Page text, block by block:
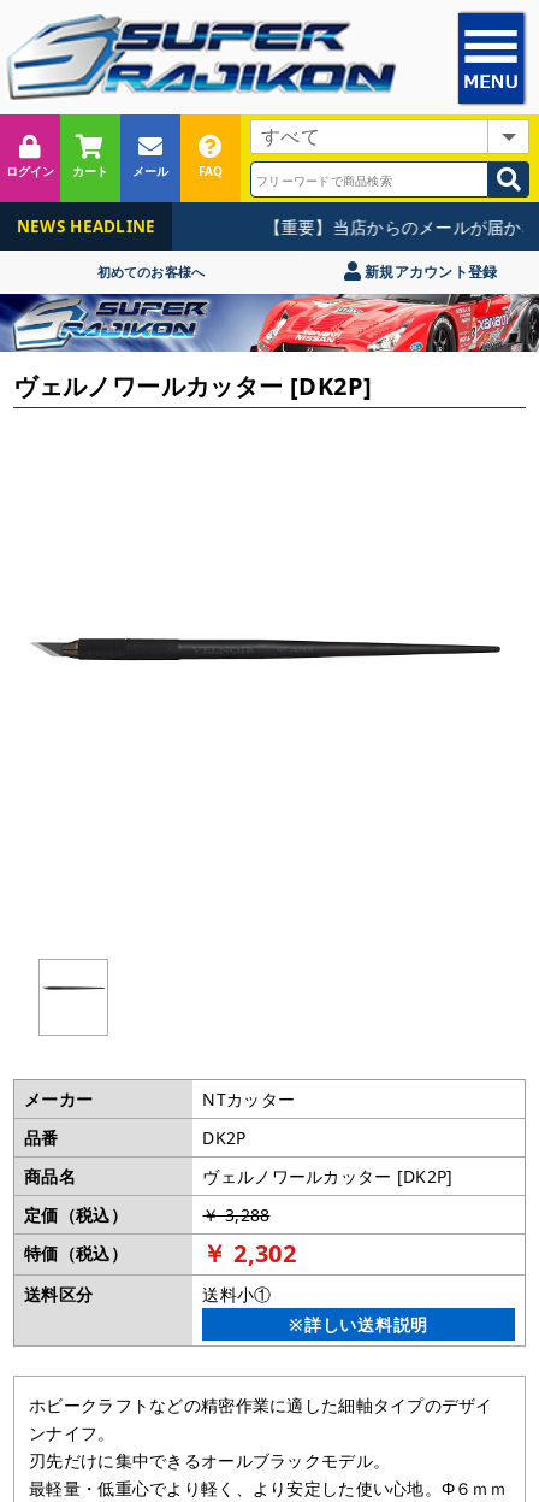
ログイン カート メール FAQ
NEWS HEADLINE 【重要】当店からのメールが届かな
初めてのお客様へ 新規アカウント登録
ヴェルノワールカッター [DK2P]
メーカー
NTカッター
品番
DK2P
商品名
ヴェルノワールカッター [DK2P]
定価（税込）
￥ 3,288
特価（税込）
￥ 2,302
送料区分
送料小①
※詳しい送料説明
ホビークラフトなどの精密作業に適した細軸タイプのデザイ
ンナイフ。
刃先だけに集中できるオールブラックモデル。
最軽量・低重心でより軽く、より安定した使い心地。Φ６ｍｍ